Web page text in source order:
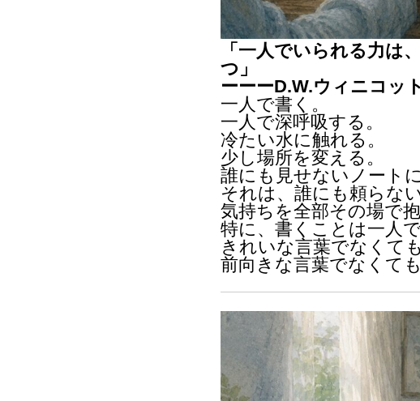
「一人でいられる力は
つ」
ーーーD.W.ウィニコッ
一人で書く。
一人で深呼吸する。
冷たい水に触れる。
少し場所を変える。
誰にも見せないノートに
それは、誰にも頼らな
気持ちを全部その場で
特に、書くことは一人
きれいな言葉でなくて
前向きな言葉でなくても